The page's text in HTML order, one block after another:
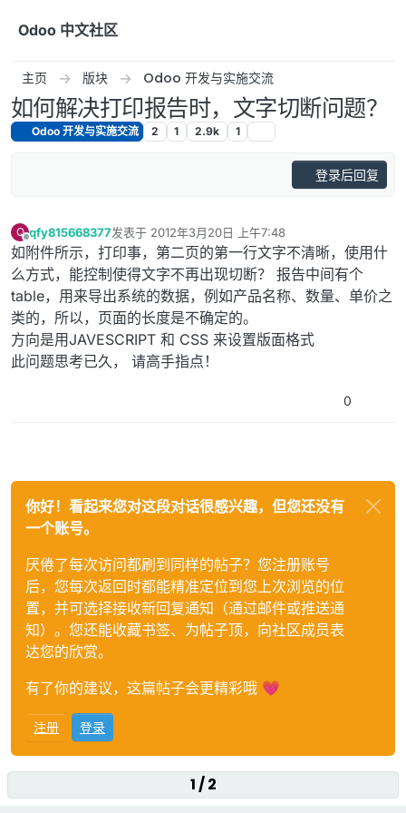
Odoo 中文社区
主页 版块 Odoo 开发与实施交流
如何解决打印报告时，文字切断问题？
Odoo 开发与实施交流 2 1 2.9k 1
登录后回复
Q
离线
qfy815668377发表于 2012年3月20日 上午7:48
最后由 编辑
如附件所示，打印事，第二页的第一行文字不清晰，使用什
么方式，能控制使得文字不再出现切断？ 报告中间有个
table，用来导出系统的数据，例如产品名称、数量、单价之
类的，所以，页面的长度是不确定的。
方向是用JAVESCRIPT 和 CSS 来设置版面格式
此问题思考已久， 请高手指点！
0
你好！看起来您对这段对话很感兴趣，但您还没有
一个账号。
厌倦了每次访问都刷到同样的帖子？您注册账号
后，您每次返回时都能精准定位到您上次浏览的位
置，并可选择接收新回复通知（通过邮件或推送通
知）。您还能收藏书签、为帖子顶，向社区成员表
达您的欣赏。
有了你的建议，这篇帖子会更精彩哦 💗
注册 登录
1 / 2